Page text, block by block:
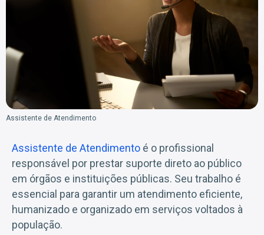
Assistente de Atendimento
Assistente de Atendimento é o profissional
responsável por prestar suporte direto ao público
em órgãos e instituições públicas. Seu trabalho é
essencial para garantir um atendimento eficiente,
humanizado e organizado em serviços voltados à
população.